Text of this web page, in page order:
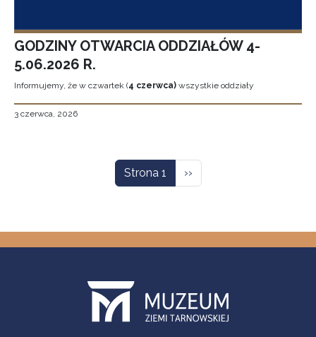
GODZINY OTWARCIA ODDZIAŁÓW 4-
5.06.2026 R.
Informujemy, że w czwartek (4 czerwca) wszystkie oddziały
3 czerwca, 2026
Strona 1 Następna strona
››